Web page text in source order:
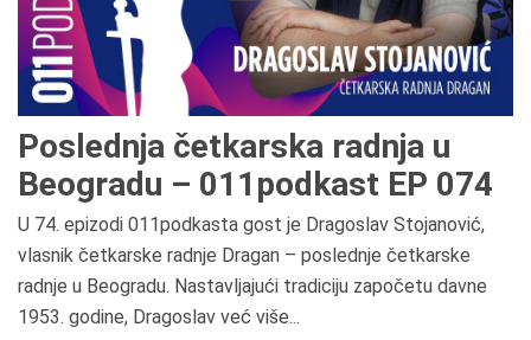
Poslednja četkarska radnja u
Beogradu – 011podkast EP 074
U 74. epizodi 011podkasta gost je Dragoslav Stojanović,
vlasnik četkarske radnje Dragan – poslednje četkarske
radnje u Beogradu. Nastavljajući tradiciju započetu davne
1953. godine, Dragoslav već više...